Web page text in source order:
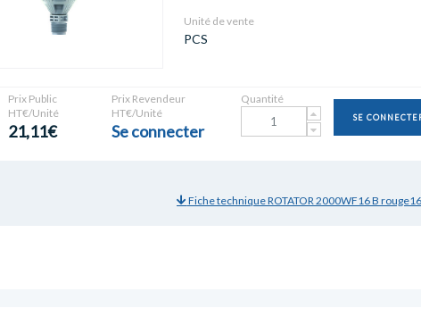
Unité de vente
PCS
Prix Public
HT€/Unité
21,11€
Prix Revendeur
HT€/Unité
Se connecter
Quantité
SE
Fiche technique ROTATOR 2000WF16 B rouge16